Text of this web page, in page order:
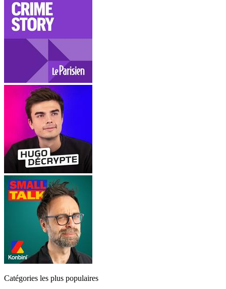
Catégories les plus populaires